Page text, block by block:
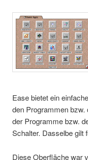
Ease bietet ein
den Programmen
der Programme bzw.
Schalter. Dasselbe gilt
Diese Oberfläche war